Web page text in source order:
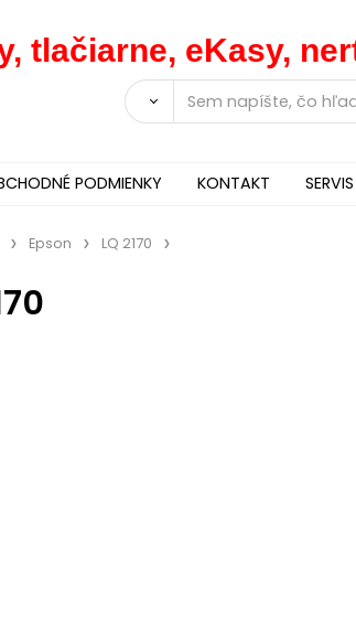
tlačiarne, eKasy,
PODMIENKY KONTAKT
Epson LQ 2170